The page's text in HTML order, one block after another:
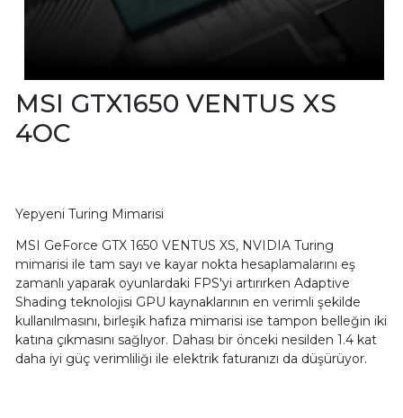
MSI GTX1650 VENTUS XS
4OC
Yepyeni Turing Mimarisi
MSI GeForce GTX 1650 VENTUS XS, NVIDIA Turing
mimarisi ile tam sayı ve kayar nokta hesaplamalarını eş
zamanlı yaparak oyunlardaki FPS'yi artırırken Adaptive
Shading teknolojisi GPU kaynaklarının en verimli şekilde
kullanılmasını, birleşik hafıza mimarisi ise tampon belleğin iki
katına çıkmasını sağlıyor. Dahası bir önceki nesilden 1.4 kat
daha iyi güç verimliliği ile elektrik faturanızı da düşürüyor.